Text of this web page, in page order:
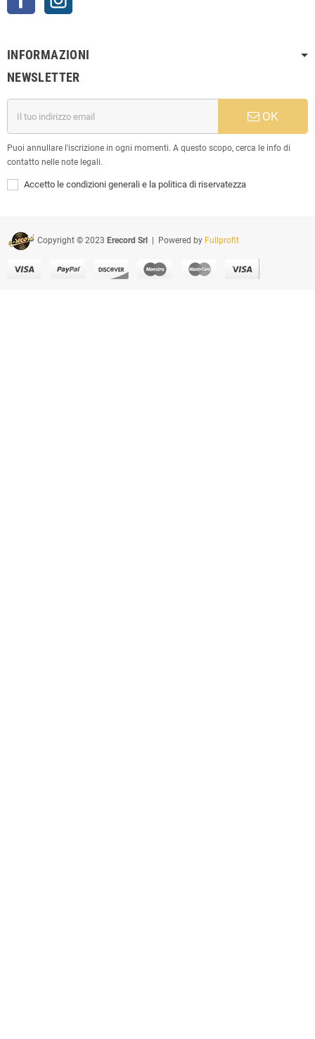
INFORMAZIONI
NEWSLETTER
OK
Puoi annullare l'iscrizione in ogni momenti. A questo scopo, cerca le info di
contatto nelle note legali.
Accetto le condizioni generali e la politica di riservatezza
Copyright © 2023 Erecord Srl | Powered by Fullprofit